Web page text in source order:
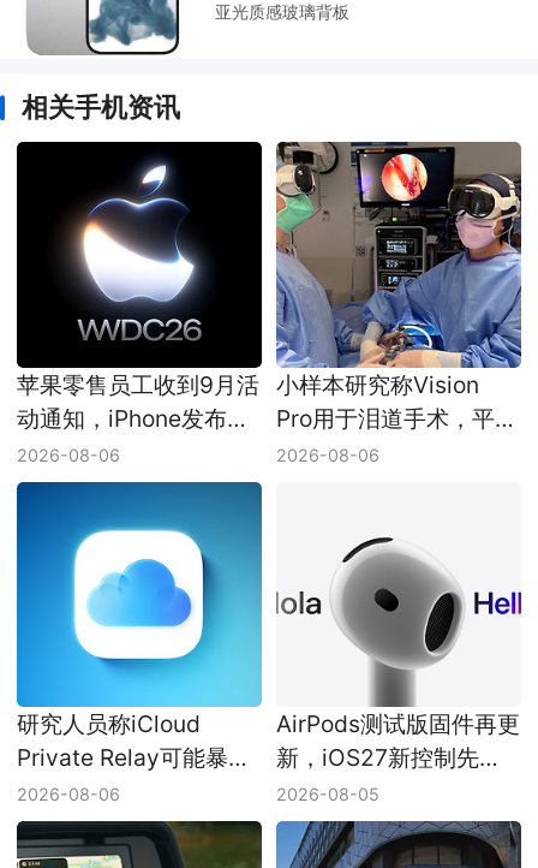
亚光质感玻璃背板
相关手机资讯
苹果零售员工收到9月活
动通知，iPhone发布会
日期仍未官宣
2026-08-06
小样本研究称Vision
Pro用于泪道手术，平均
耗时少了8分钟
2026-08-06
研究人员称iCloud
Private Relay可能暴露
真实IP，Apple尚未回应
2026-08-06
AirPods测试版固件再更
新，iOS27新控制先在
开发者手里联动
2026-08-05